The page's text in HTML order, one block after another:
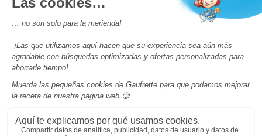
Campings de 4 estrellas en Francia
Los camping con piscinas en Francia
Camping Barcelona
Camping Murcia
Camping Costa Brava
Camping Costa daurada
Pass camping